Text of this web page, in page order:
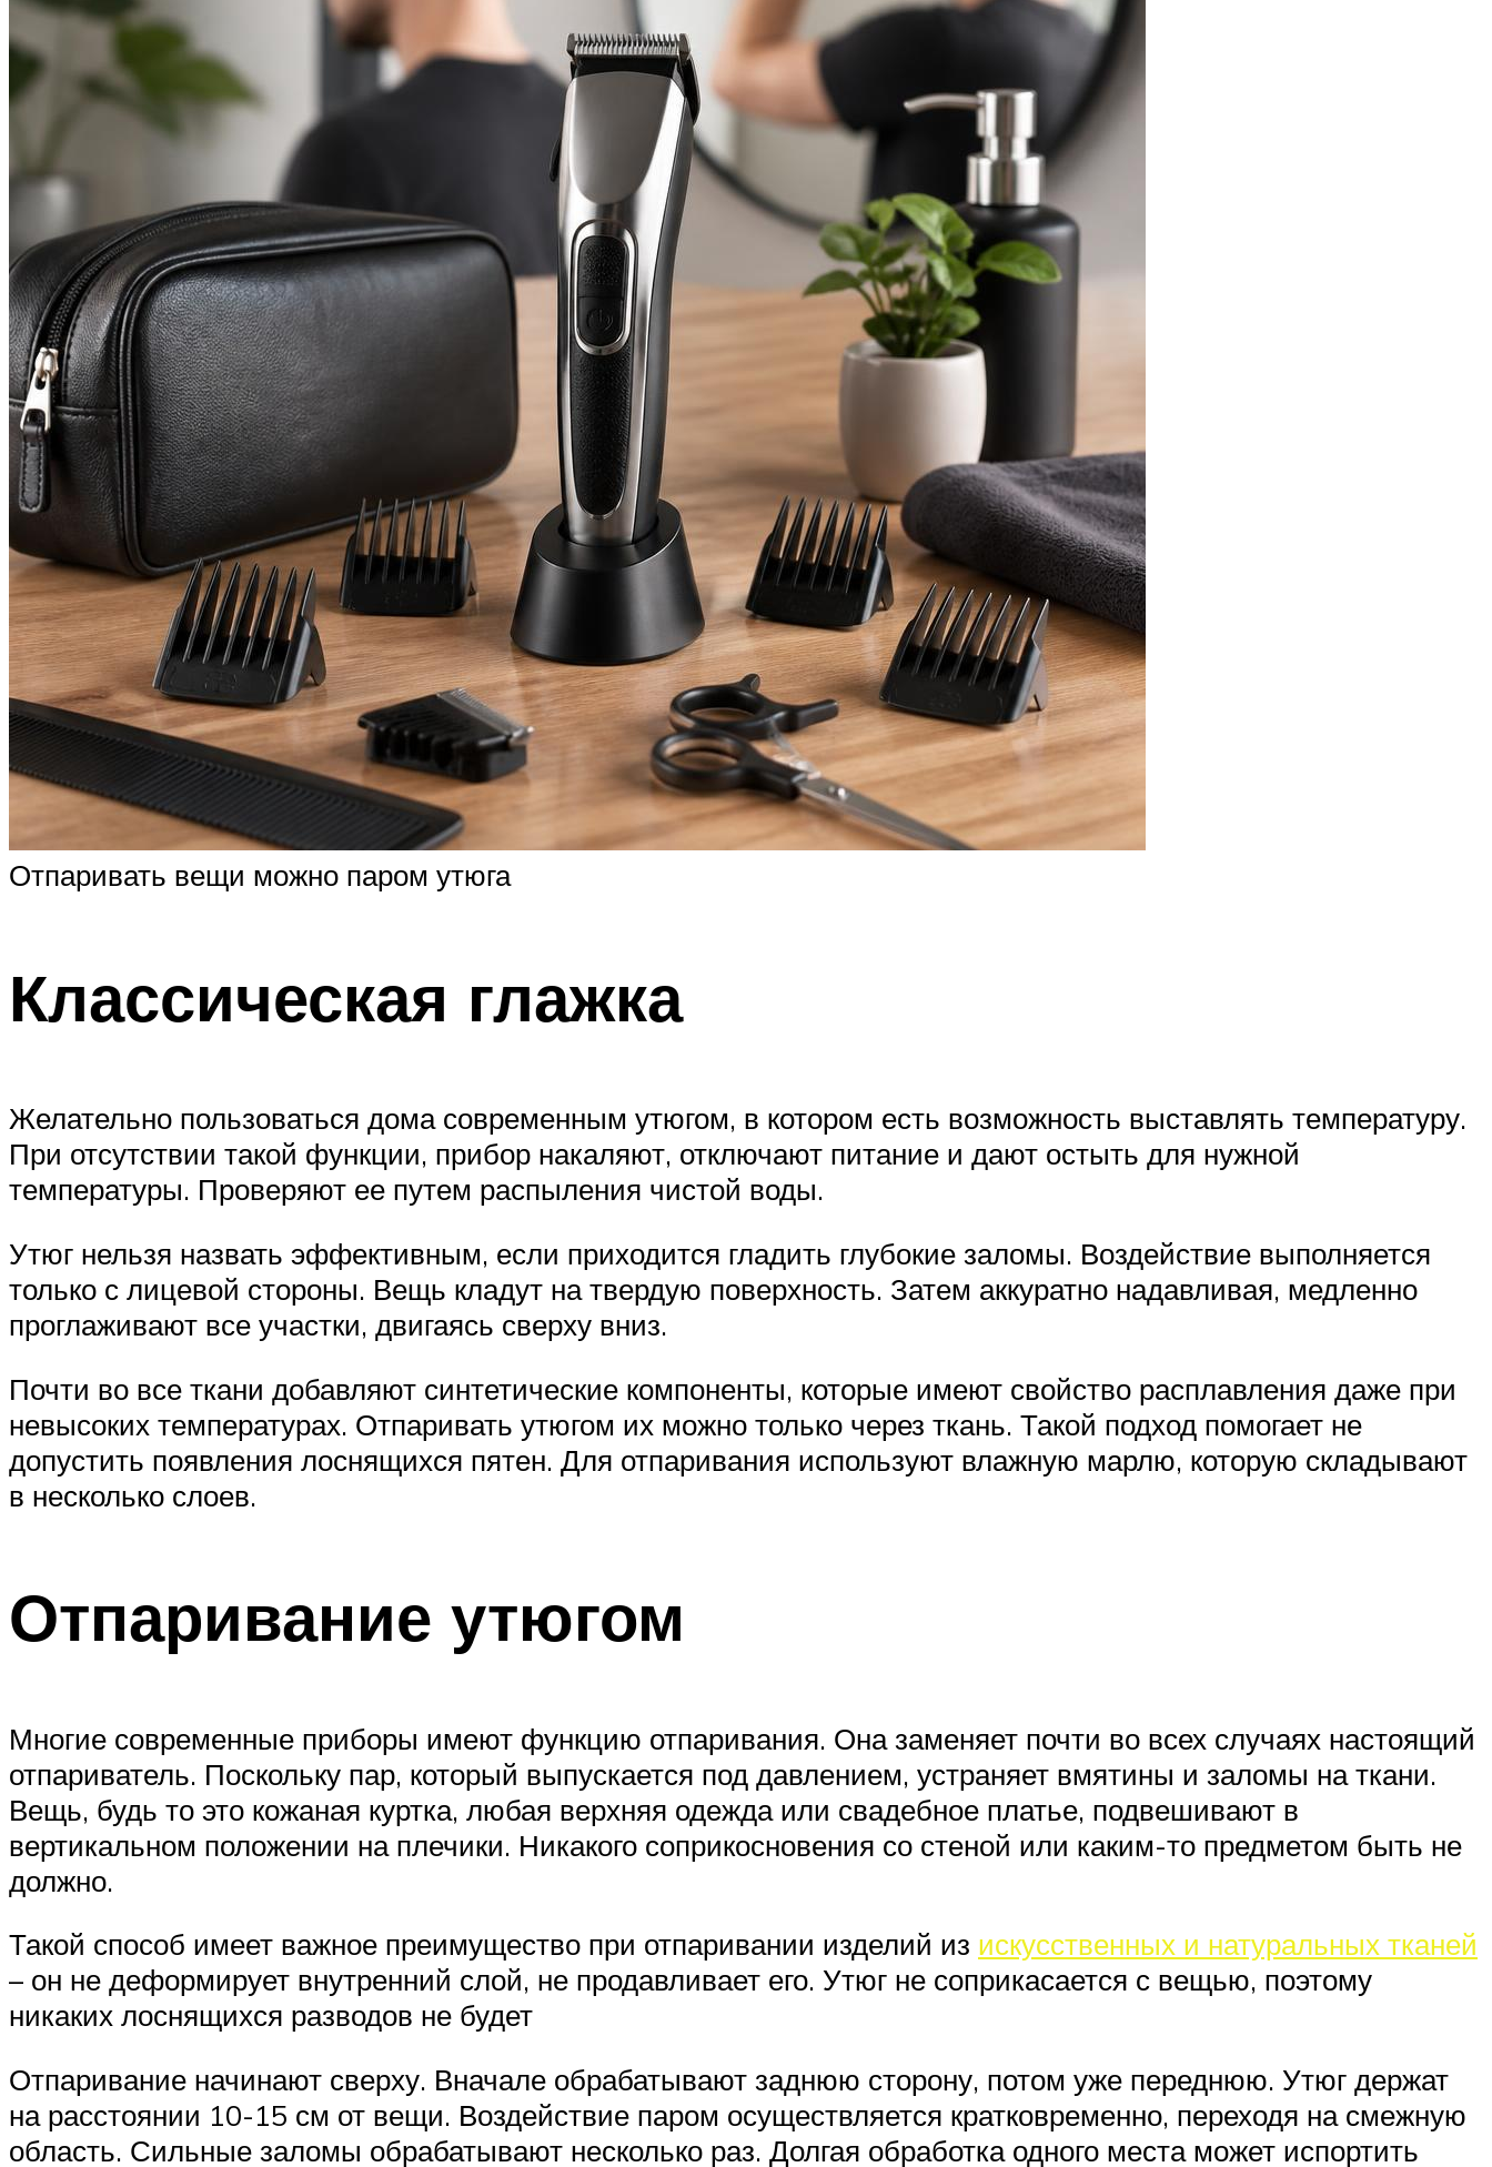
Отпаривать вещи можно паром утюга
Классическая глажка
Желательно пользоваться дома современным утюгом, в котором есть возможность выставлять температуру.
При отсутствии такой функции, прибор накаляют, отключают питание и дают остыть для нужной
температуры. Проверяют ее путем распыления чистой воды.
Утюг нельзя назвать эффективным, если приходится гладить глубокие заломы. Воздействие выполняется
только с лицевой стороны. Вещь кладут на твердую поверхность. Затем аккуратно надавливая, медленно
проглаживают все участки, двигаясь сверху вниз.
Почти во все ткани добавляют синтетические компоненты, которые имеют свойство расплавления даже при
невысоких температурах. Отпаривать утюгом их можно только через ткань. Такой подход помогает не
допустить появления лоснящихся пятен. Для отпаривания используют влажную марлю, которую складывают
в несколько слоев.
Отпаривание утюгом
Многие современные приборы имеют функцию отпаривания. Она заменяет почти во всех случаях настоящий
отпариватель. Поскольку пар, который выпускается под давлением, устраняет вмятины и заломы на ткани.
Вещь, будь то это кожаная куртка, любая верхняя одежда или свадебное платье, подвешивают в
вертикальном положении на плечики. Никакого соприкосновения со стеной или каким-то предметом быть не
должно.
Такой способ имеет важное преимущество при отпаривании изделий из искусственных и натуральных тканей
– он не деформирует внутренний слой, не продавливает его. Утюг не соприкасается с вещью, поэтому
никаких лоснящихся разводов не будет
Отпаривание начинают сверху. Вначале обрабатывают заднюю сторону, потом уже переднюю. Утюг держат
на расстоянии 10-15 см от вещи. Воздействие паром осуществляется кратковременно, переходя на смежную
область. Сильные заломы обрабатывают несколько раз. Долгая обработка одного места может испортить